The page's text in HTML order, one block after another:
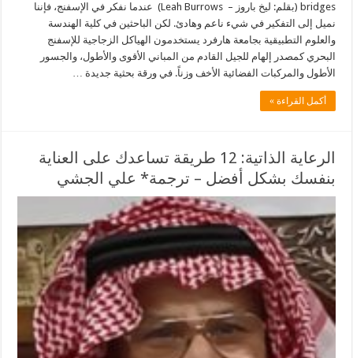
bridges (بقلم: ليخ باروز – Leah Burrows) عندما نفكر في الإسفنج، فإننا
نميل إلى التفكير في شيء ناعم وهادئ. لكن الباحثين في كلية الهندسة
والعلوم التطبيقية بجامعة هارفرد يستخدمون الهياكل الزجاجية للإسفنج
البحري كمصدر إلهام للجيل القادم من المباني الأقوى والأطول، والجسور
الأطول والمركبات الفضائية الأخف وزناً. في ورقة بحثية جديدة …
أكمل القراءة »
الرعاية الذاتية: 12 طريقة تساعدك على العناية
بنفسك بشكل أفضل – ترجمة* علي الجشي